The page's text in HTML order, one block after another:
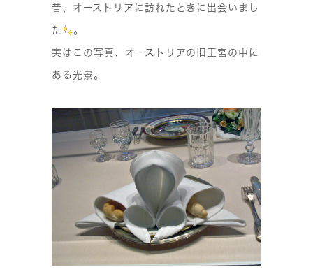
昔、オーストリアに訪れたときに出会いまし
た 。
実はこの写真、オーストリアの旧王宮の中に
ある光景。